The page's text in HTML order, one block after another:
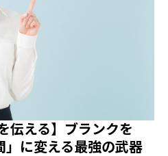
伝える】ブランクを
」に変える最強の武器